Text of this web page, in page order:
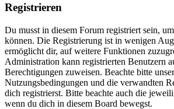
Registrieren
Du musst in diesem Forum registriert sein,
können. Die Registrierung ist in wenigen
ermöglicht dir, auf weitere Funktionen
Administration kann registrierten Benutzern
Berechtigungen zuweisen. Beachte bitte
Nutzungsbedingungen und die verwandten
dich registrierst. Bitte beachte auch die
wenn du dich in diesem Board bewegst.